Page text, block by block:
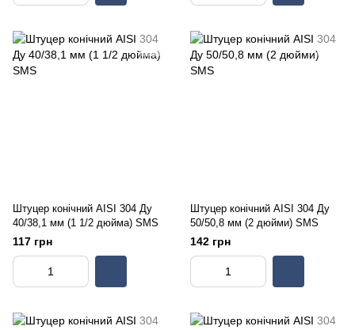
Штуцер конічний AISI 304 Ду
40/38,1 мм (1 1/2 дюйма) SMS
117 грн
Штуцер конічний AISI 304 Ду
50/50,8 мм (2 дюйми) SMS
142 грн